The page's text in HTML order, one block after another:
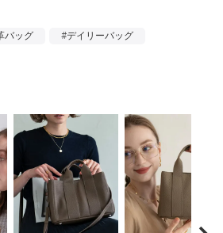
シンプルな形状に、異素材のハンドル
フォググレー×ブラックはマット、それ
ある仕上がりです。
く】
る素材を使用。視認性も高く、物が探し
バッグ #デイリーバッグ